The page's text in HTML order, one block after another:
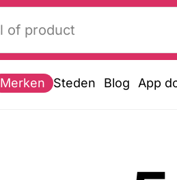
Merken Steden Blog App